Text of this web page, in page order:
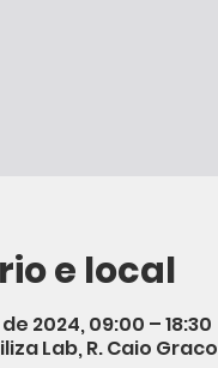
e local
2024, 09:00 – 18:30
Lab, R. Caio